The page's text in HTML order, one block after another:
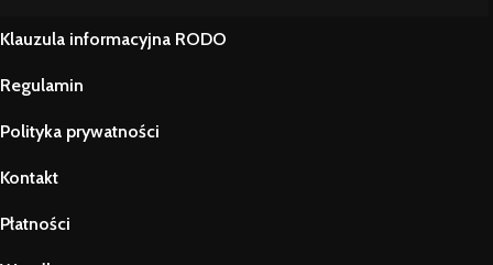
Klauzula informacyjna RODO
Regulamin
Polityka prywatności
Kontakt
Płatności